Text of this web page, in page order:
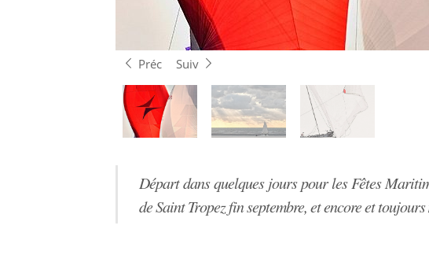
Préc Suiv
Départ dans quelques jours pour les Fêtes
de Saint Tropez fin septembre, et encore et toujours